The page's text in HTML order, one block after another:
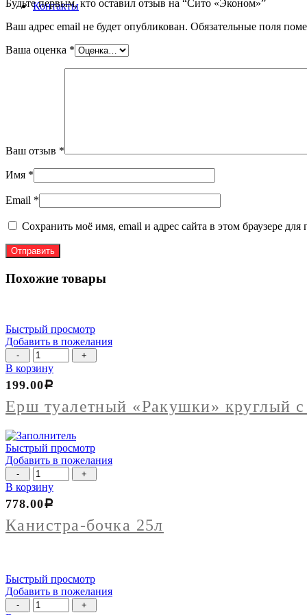
Контакты
Будьте первым, кто оставил отзыв на “Сито «Эконом»”
Ваш адрес email не будет опубликован. Обязательные поля
Ваша оценка *
Ваш отзыв *
Имя *
Email *
Сохранить моё имя, email и адрес сайта в этом браузере
Похожие товары
Быстрый просмотр
Добавить в пожелания
Количество
товара
Ерш
туалетный
"Ракушки"
круглый
подставкой
В корзину
Ерш туалетный «Ракушки» круглый с
199.00Р
Быстрый просмотр
Добавить в пожелания
Количество
товара
Канистра-
бочка
25л
В корзину
Канистра-бочка 25л
778.00Р
Быстрый просмотр
Добавить в пожелания
Количество